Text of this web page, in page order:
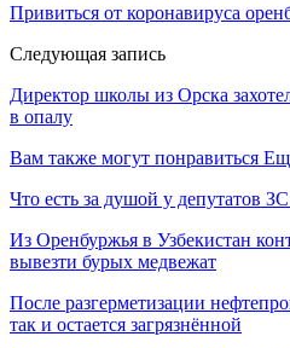
Привиться от коронавируса
Следующая запись
Директор школы из Орска
в опалу
Вам также могут понравиться
Что есть за душой у депутатов
Из Оренбуржья в Узбекистан
вывезти бурых медвежат
После разгерметизации
так и остается загрязнённой